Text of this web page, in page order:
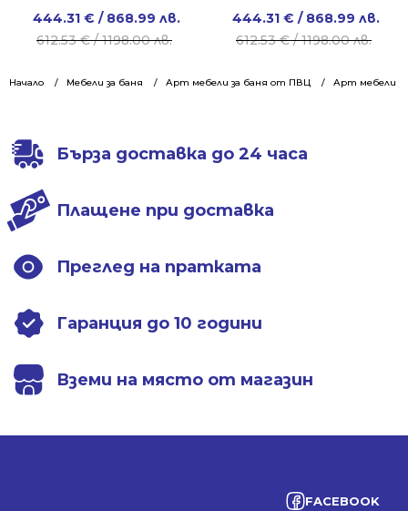
Начало Мебели за баня Арт мебели за баня от ПВЦ Арт мебели
612.53€/ 1198.00 лв.
Original
price
612.53 €
444.31 € / 868.99 лв.
Current
price
444.31 €
612.53€/ 1198.00 лв.
Original
price
612.53 €
444.31 € / 868.99 лв.
Current
price
444.31 €
Бърза доставка до 24 часа
Плащене при доставка
Преглед на пратката
Гаранция до 10 години
Вземи на място от магазин
FACEBOOK